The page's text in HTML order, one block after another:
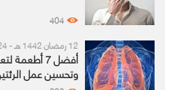
404
12 رمضان 1442 هـ - 24 أبريل 2021 م
أفضل 7
وتحسين عمل